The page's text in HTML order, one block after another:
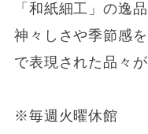
「和紙細工」の逸品
神々しさや季節感
で表現された品々
※毎週火曜休館